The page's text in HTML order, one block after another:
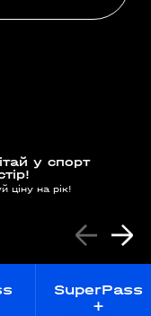
у спорт
ціну на рік!
SuperPass
+